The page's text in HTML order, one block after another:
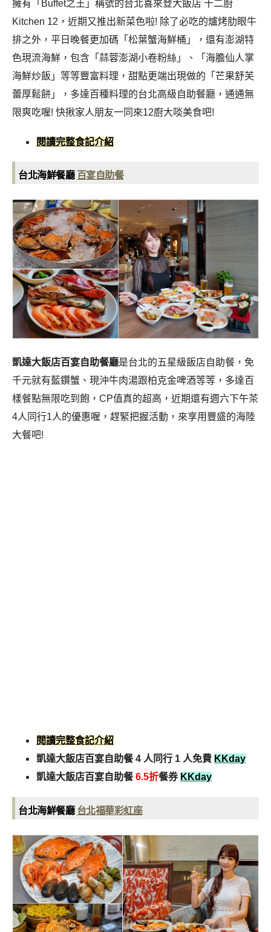
擁有「Buffet之王」稱號的台北喜來登大飯店 十二廚
Kitchen 12，近期又推出新菜色啦! 除了必吃的爐烤肋眼牛
排之外，平日晚餐更加碼「松葉蟹海鮮桶」，還有澎湖特
色現流海鮮，包含「蒜蓉澎湖小卷粉絲」、「海膽仙人掌
海鮮炒飯」等等豐富料理，甜點更端出現做的「芒果舒芙
蕾厚鬆餅」，多達百種料理的台北高級自助餐廳，通通無
限爽吃喔! 快揪家人朋友一同來12廚大啖美食吧!
閱讀完整食記介紹
台北海鮮餐廳 百宴自助餐
凱達大飯店百宴自助餐廳是台北的五星級飯店自助餐，免
千元就有藍鑽蟹、現沖牛肉湯跟柏克金啤酒等等，多達百
樣餐點無限吃到飽，CP值真的超高，近期還有週六下午茶
4人同行1人的優惠喔，趕緊把握活動，來享用豐盛的海陸
大餐吧!
閱讀完整食記介紹
凱達大飯店百宴自助餐 4 人同行 1 人免費 KKday
凱達大飯店百宴自助餐6.5折餐券 KKday
台北海鮮餐廳 台北福華彩虹座